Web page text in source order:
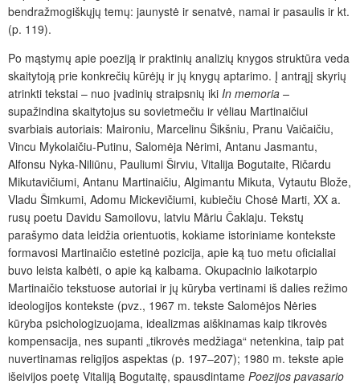
bendražmogiškųjų temų: jaunystė ir senatvė, namai ir pasaulis ir kt.
(p. 119).
Po mąstymų apie poeziją ir praktinių analizių knygos struktūra veda
skaitytoją prie konkrečių kūrėjų ir jų knygų aptarimo. Į antrąjį skyrių
atrinkti tekstai – nuo įvadinių straipsnių iki In memoria –
supažindina skaitytojus su sovietmečiu ir vėliau Martinaičiui
svarbiais autoriais: Maironiu, Marcelinu Šikšniu, Pranu Vaičaičiu,
Vincu Mykolaičiu-Putinu, Salomėja Nėrimi, Antanu Jasmantu,
Alfonsu Nyka-Niliūnu, Pauliumi Širviu, Vitalija Bogutaite, Ričardu
Mikutavičiumi, Antanu Martinaičiu, Algimantu Mikuta, Vytautu Blože,
Vladu Šimkumi, Adomu Mickevičiumi, kubiečiu Chosė Marti, XX a.
rusų poetu Davidu Samoilovu, latviu Māriu Čaklaju. Tekstų
parašymo data leidžia orientuotis, kokiame istoriniame kontekste
formavosi Martinaičio estetinė pozicija, apie ką tuo metu oficialiai
buvo leista kalbėti, o apie ką kalbama. Okupacinio laikotarpio
Martinaičio tekstuose autoriai ir jų kūryba vertinami iš dalies režimo
ideologijos kontekste (pvz., 1967 m. tekste Salomėjos Nėries
kūryba psichologizuojama, idealizmas aiškinamas kaip tikrovės
kompensacija, nes supanti „tikrovės medžiaga“ netenkina, taip pat
nuvertinamas religijos aspektas (p. 197–207); 1980 m. tekste apie
išeivijos poetę Vitaliją Bogutaitę, spausdintame Poezijos pavasario